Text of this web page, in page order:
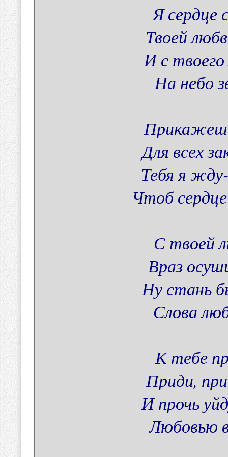
Я сердце
Твоей
И с
На небо
Для всех
Тебя я
Чтоб
С твоей
Враз
Ну стань
Слова
К тебе
Приди,
И прочь
Любовью